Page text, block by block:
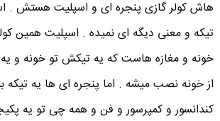
هاش کولر گازی پنجره ای و اسپلیت هستش .
تیکه و معنی دیگه ای نمیده . اسپلیت همین
خونه و مغازه هاست که یه تیکش تو خونه و
از خونه نصب میشه . اما پنجره ای ها یه تیکه
کندانسور و کمپرسور و فن و همه چی تو یه